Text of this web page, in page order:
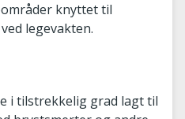
knyttet til
legevakten.
i tilstrekkelig grad lagt til